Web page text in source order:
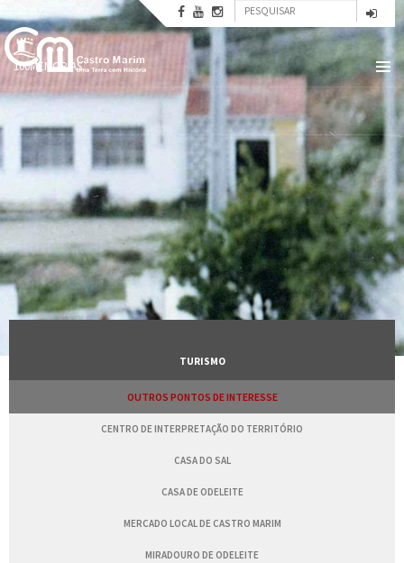
para
o
conteúdo
principal
Formulário
de
pesquisa
Pesquisar
100MEMORIAS
TURISMO
OUTROS PONTOS DE INTERESSE
CENTRO DE INTERPRETAÇÃO DO TERRITÓRIO
CASA DO SAL
CASA DE ODELEITE
MERCADO LOCAL DE CASTRO MARIM
MIRADOURO DE ODELEITE